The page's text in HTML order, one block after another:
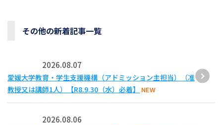
その他の新着記事一覧
2026.08.07
愛媛大学教育・学生支援機構（アドミッション主担当）（准
教授又は講師1人）【R8.9.30（水）必着】
NEW
2026.08.06